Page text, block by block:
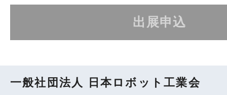
出展申込
一般社団法人 日本ロボット工業会